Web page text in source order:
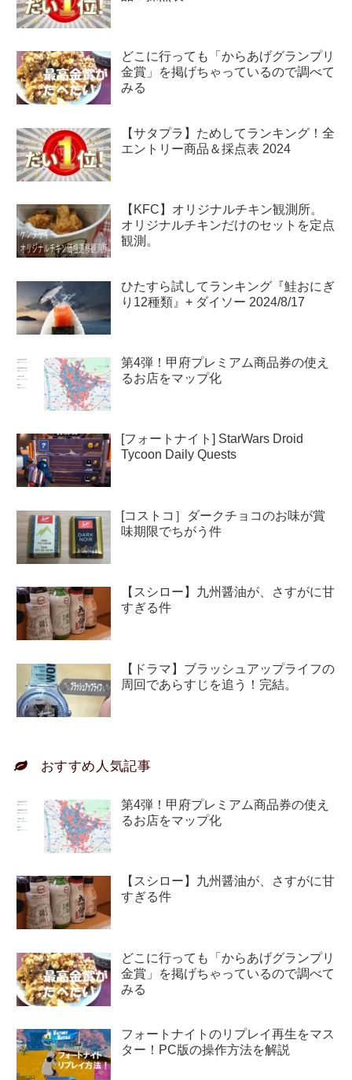
どこに行っても「からあげグランプリ
金賞」を掲げちゃっているので調べて
みる
【サタプラ】ためしてランキング！全
エントリー商品＆採点表 2024
【KFC】オリジナルチキン観測所。
オリジナルチキンだけのセットを定点
観測。
ひたすら試してランキング『鮭おにぎ
り12種類』+ ダイソー 2024/8/17
第4弾！甲府プレミアム商品券の使え
るお店をマップ化
[フォートナイト] StarWars Droid
Tycoon Daily Quests
[コストコ］ダークチョコのお味が賞
味期限でちがう件
【スシロー】九州醤油が、さすがに甘
すぎる件
【ドラマ】ブラッシュアップライフの
周回であらすじを追う！完結。
おすすめ人気記事
第4弾！甲府プレミアム商品券の使え
るお店をマップ化
【スシロー】九州醤油が、さすがに甘
すぎる件
どこに行っても「からあげグランプリ
金賞」を掲げちゃっているので調べて
みる
フォートナイトのリプレイ再生をマス
ター！PC版の操作方法を解説